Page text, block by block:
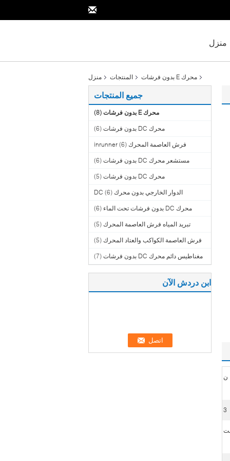
منزل
منزل المنتجات محرك E بدون فرشات
جميع المنتجات
محرك E بدون فرشات (8)
محرك DC بدون فرشات (6)
فرش العاصمة المحرك inrunner (6)
مستشعر محرك DC بدون فرشات (6)
محرك DC بدون فرشات (5)
الدوار الخارجي بدون محرك DC (6)
محرك DC بدون فرشات تحت الماء (6)
تبريد المياه فرش العاصمة المحرك (5)
فرش العاصمة الكواكب والعتاد المحرك (5)
مغناطيس دائم محرك DC بدون فرشات (7)
ابن دردش الآن
3